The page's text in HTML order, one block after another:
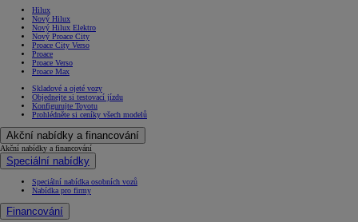
Hilux
Nový Hilux
Nový Hilux Elektro
Nový Proace City
Proace City Verso
Proace
Proace Verso
Proace Max
Skladové a ojeté vozy
Objednejte si testovací jízdu
Konfigurujte Toyotu
Prohlédněte si ceníky všech modelů
Akční nabídky a financování
Akční nabídky a financování
Speciální nabídky
Speciální nabídka osobních vozů
Nabídka pro firmy
Financování